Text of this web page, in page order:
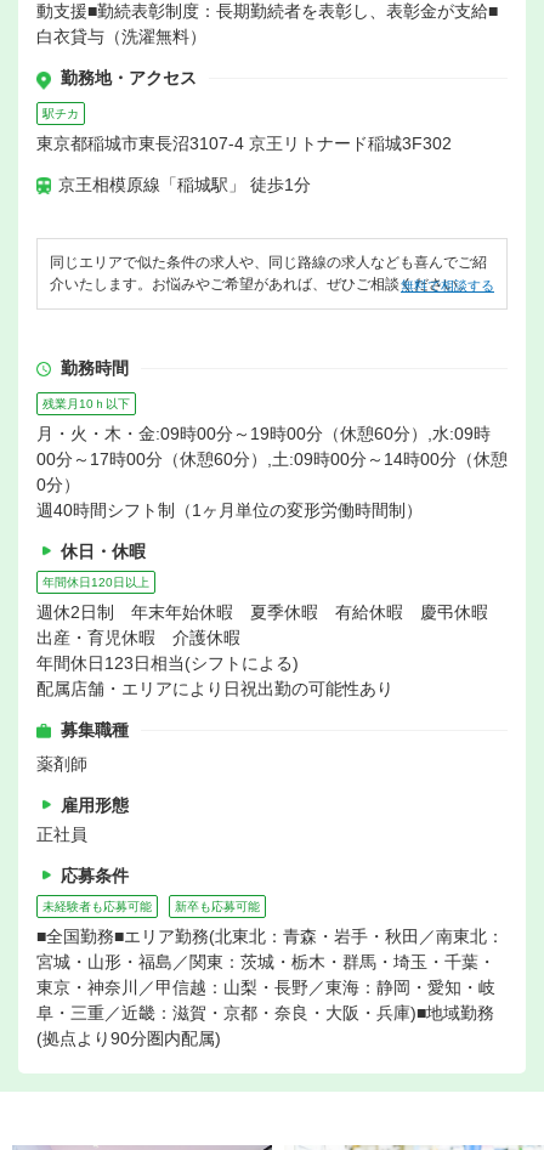
動支援■勤続表彰制度：長期勤続者を表彰し、表彰金が支給■
白衣貸与（洗濯無料）
勤務地・アクセス
駅チカ
東京都稲城市東長沼3107-4 京王リトナード稲城3F302
京王相模原線「稲城駅」 徒歩1分
同じエリアで似た条件の求人や、同じ路線の求人なども喜んでご紹
介いたします。お悩みやご希望があれば、ぜひご相談ください。
無料で相談する
勤務時間
残業月10ｈ以下
月・火・木・金:09時00分～19時00分（休憩60分）,水:09時
00分～17時00分（休憩60分）,土:09時00分～14時00分（休憩
0分）
週40時間シフト制（1ヶ月単位の変形労働時間制）
休日・休暇
年間休日120日以上
週休2日制 年末年始休暇 夏季休暇 有給休暇 慶弔休暇
出産・育児休暇 介護休暇
年間休日123日相当(シフトによる)
配属店舗・エリアにより日祝出勤の可能性あり
募集職種
薬剤師
雇用形態
正社員
応募条件
未経験者も応募可能 新卒も応募可能
■全国勤務■エリア勤務(北東北：青森・岩手・秋田／南東北：
宮城・山形・福島／関東：茨城・栃木・群馬・埼玉・千葉・
東京・神奈川／甲信越：山梨・長野／東海：静岡・愛知・岐
阜・三重／近畿：滋賀・京都・奈良・大阪・兵庫)■地域勤務
(拠点より90分圏内配属)